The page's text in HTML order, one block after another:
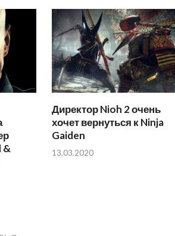
&
Директор Nioh 2 очень
хочет вернуться к Ninja
Gaiden
13.03.2020